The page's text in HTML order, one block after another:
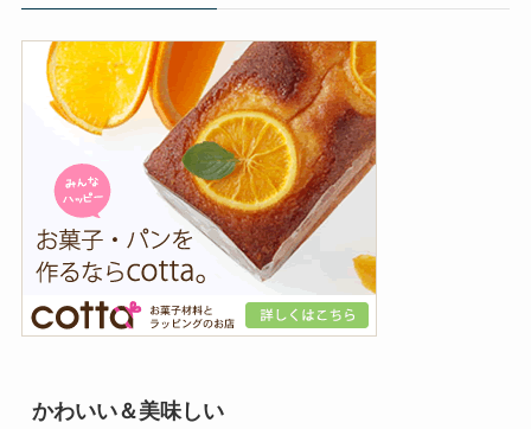
かわいい＆美味しい